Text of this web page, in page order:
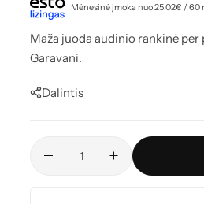
Mėnesinė įmoka nuo 25.02€ / 60
Maža juoda audinio rankinė
Garavani.
Dalintis